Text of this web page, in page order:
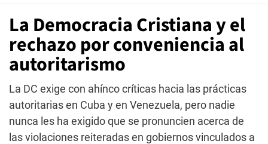
La Democracia Cristiana y el
rechazo por conveniencia al
autoritarismo
La DC exige con ahínco críticas hacia las prácticas
autoritarias en Cuba y en Venezuela, pero nadie
nunca les ha exigido que se pronuncien acerca de
las violaciones reiteradas en gobiernos vinculados a